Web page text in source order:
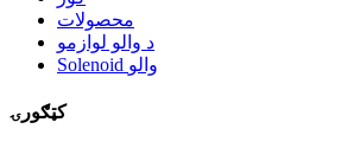
محصولات
د والو لوازمو
Solenoid والو
کټګورۍ